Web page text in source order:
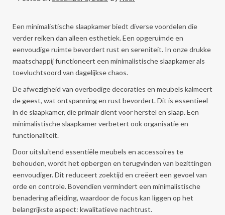
Een minimalistische slaapkamer biedt diverse voordelen die
verder reiken dan alleen esthetiek. Een opgeruimde en
eenvoudige ruimte bevordert rust en sereniteit. In onze drukke
maatschappij functioneert een minimalistische slaapkamer als
toevluchtsoord van dagelijkse chaos.
De afwezigheid van overbodige decoraties en meubels kalmeert
de geest, wat ontspanning en rust bevordert. Dit is essentieel
in de slaapkamer, die primair dient voor herstel en slaap. Een
minimalistische slaapkamer verbetert ook organisatie en
functionaliteit.
Door uitsluitend essentiële meubels en accessoires te
behouden, wordt het opbergen en terugvinden van bezittingen
eenvoudiger. Dit reduceert zoektijd en creëert een gevoel van
orde en controle. Bovendien vermindert een minimalistische
benadering afleiding, waardoor de focus kan liggen op het
belangrijkste aspect: kwalitatieve nachtrust.